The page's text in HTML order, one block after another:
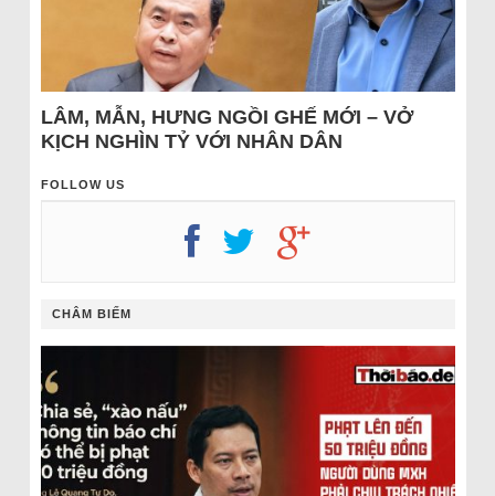
LÂM, MẪN, HƯNG NGỒI GHẾ MỚI – VỞ
KỊCH NGHÌN TỶ VỚI NHÂN DÂN
FOLLOW US
CHÂM BIẾM